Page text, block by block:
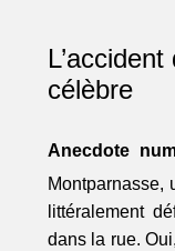
célèbre
Anecdote
Montparnasse,
littéralement
dans la rue.